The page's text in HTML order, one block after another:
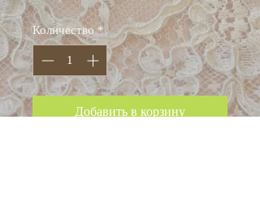
Количество *
Добавить в корзину